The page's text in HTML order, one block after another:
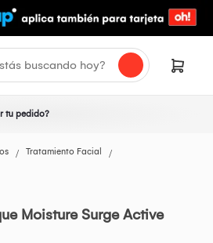
tu pedido?
Tratamiento Facial
Moisture Surge Active